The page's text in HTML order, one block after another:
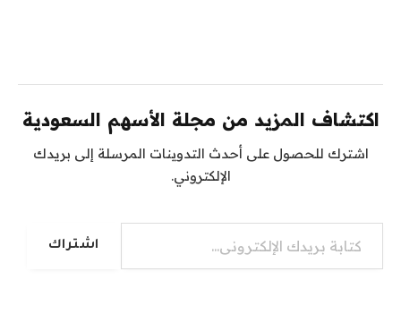
اكتشاف المزيد من مجلة الأسهم السعودية
اشترك للحصول على أحدث التدوينات المرسلة إلى بريدك
الإلكتروني.
كتابة بريدك الإلكتروني...
اشتراك